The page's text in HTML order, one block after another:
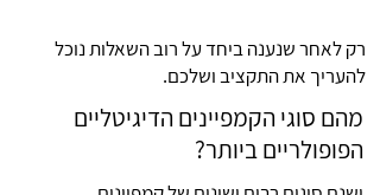
רק לאחר שנענה ביחד על רוב השאלות נוכל
להעריך את התקציב ושלכם.
מהם סוגי הקמפיינים הדיגיטליים
הפופולריים ביותר?